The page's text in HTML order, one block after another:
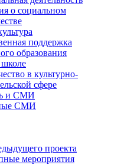
о социальном
поддержка
образования
в культурно-
сфере
и СМИ
СМИ
проекта
мероприятия